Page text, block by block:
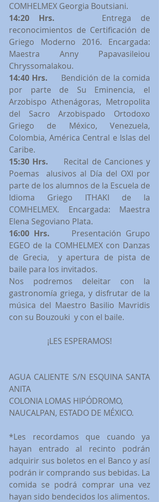
COMHELMEX Georgia Boutsiani.
14:20 Hrs.
    Entrega de
reconocimientos de Certificación de
Griego Moderno 2016. Encargada:
Maestra Anny Papavasileiou
Chryssomalakou.
14:40 Hrs.
     Bendición de la comida
por parte de Su Eminencia, el
Arzobispo Athenágoras, Metropolita
del Sacro Arzobispado Ortodoxo
Griego de México, Venezuela,
Colombia, América Central e Islas del
Caribe.
15:30 Hrs.
    Recital de Canciones y
Poemas  alusivos al Día del OXI por
parte de los alumnos de la Escuela de
Idioma Griego ITHAKI de la
COMHELMEX. Encargada: Maestra
Elena Segoviano Plata.
16:00 Hrs.
  Presentación Grupo
EGEO de la COMHELMEX con Danzas
de Grecia,  y apertura de pista de
baile para los invitados.
Nos podremos deleitar con la
gastronomía griega, y disfrutar de la
música del Maestro Basilio Mavridis
con su Bouzouki  y con el baile.
¡LES ESPERAMOS!
AGUA CALIENTE S/N ESQUINA SANTA
ANITA
COLONIA LOMAS HIPÓDROMO,
NAUCALPAN, ESTADO DE MÉXICO.
*Les recordamos que cuando ya
hayan entrado al recinto podrán
adquirir sus boletos en el Banco y así
podrán ir comprando sus bebidas. La
comida se podrá comprar una vez
hayan sido bendecidos los alimentos.